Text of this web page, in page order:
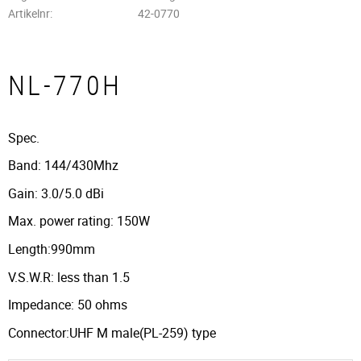
Artikelnr
42-0770
NL-770H
Spec.
Band: 144/430Mhz
Gain: 3.0/5.0 dBi
Max. power rating: 150W
Length:990mm
V.S.W.R: less than 1.5
Impedance: 50 ohms
Connector:UHF M male(PL-259) type